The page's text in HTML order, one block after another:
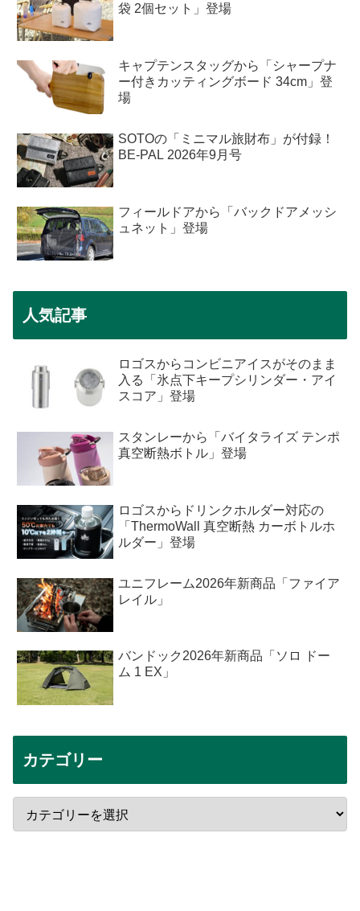
袋 2個セット」登場
キャプテンスタッグから「シャープナ
ー付きカッティングボード 34cm」登
場
SOTOの「ミニマル旅財布」が付録！
BE-PAL 2026年9月号
フィールドアから「バックドアメッシ
ュネット」登場
人気記事
ロゴスからコンビニアイスがそのまま
入る「氷点下キープシリンダー・アイ
スコア」登場
スタンレーから「バイタライズ テンポ
真空断熱ボトル」登場
ロゴスからドリンクホルダー対応の
「ThermoWall 真空断熱 カーボトルホ
ルダー」登場
ユニフレーム2026年新商品「ファイア
レイル」
バンドック2026年新商品「ソロ ドー
ム 1 EX」
カテゴリー